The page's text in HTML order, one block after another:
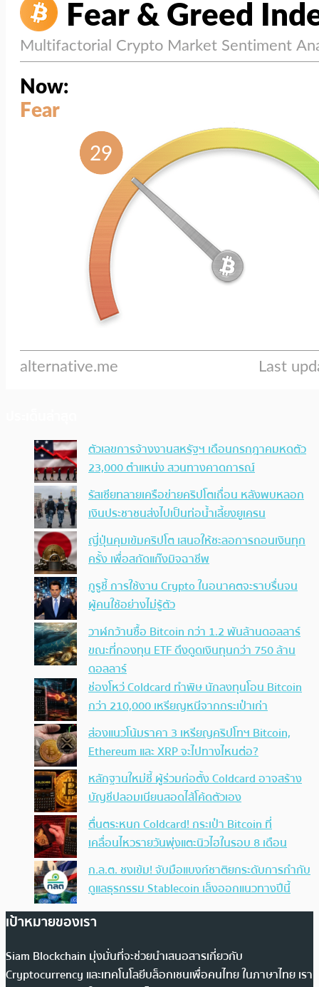
ตัวเลขการจ้างงานสหรัฐฯ เดือนกรกฎาคมหดตัว
23,000 ตำแหน่ง สวนทางคาดการณ์
รัสเซียทลายเครือข่ายคริปโตเถื่อน หลังพบหลอก
เงินประชาชนส่งไปเป็นท่อน้ำเลี้ยงยูเครน
ญี่ปุ่นคุมเข้มคริปโต เสนอให้ชะลอการถอนเงินทุก
ครั้ง เพื่อสกัดแก๊งมิจฉาชีพ
กูรูชี้ การใช้งาน Crypto ในอนาคตจะราบรื่นจน
ผู้คนใช้อย่างไม่รู้ตัว
วาฬกว้านซื้อ Bitcoin กว่า 1.2 พันล้านดอลลาร์
ขณะที่กองทุน ETF ดึงดูดเงินทุนกว่า 750 ล้าน
ดอลลาร์
ช่องโหว่ Coldcard ทำพิษ นักลงทุนโอน Bitcoin
กว่า 210,000 เหรียญหนีจากกระเป๋าเก่า
ส่องแนวโน้มราคา 3 เหรียญคริปโทฯ Bitcoin,
Ethereum และ XRP จะไปทางไหนต่อ?
หลักฐานใหม่ชี้ ผู้ร่วมก่อตั้ง Coldcard อาจสร้าง
บัญชีปลอมเนียนสอดไส้โค้ดตัวเอง
ตื่นตระหนก Coldcard! กระเป๋า Bitcoin ที่
เคลื่อนไหวรายวันพุ่งแตะนิวไฮในรอบ 8 เดือน
ก.ล.ต. ชงเข้ม! จับมือแบงก์ชาติยกระดับการกำกับ
ดูแลธุรกรรม Stablecoin เล็งออกแนวทางปีนี้
เป้าหมายของเรา
Siam Blockchain มุ่งมั่นที่จะช่วยนำเสนอสารเกี่ยวกับ
Cryptocurrency และเทคโนโลยีบล็อกเชนเพื่อคนไทย ในภาษาไทย เรา